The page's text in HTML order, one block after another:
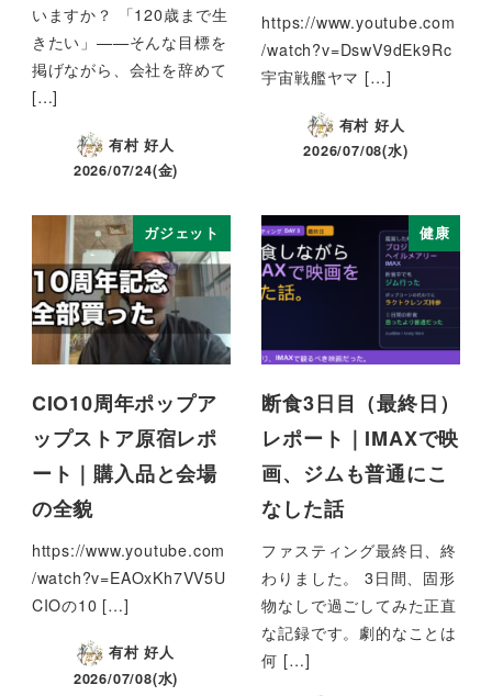
いますか？ 「120歳まで生
きたい」——そんな目標を
掲げながら、会社を辞めて
[…]
有村 好人
2026/07/24(金)
https://www.youtube.com
/watch?v=DswV9dEk9Rc
宇宙戦艦ヤマ […]
有村 好人
2026/07/08(水)
ガジェット
CIO10周年ポップア
ップストア原宿レポ
ート｜購入品と会場
の全貌
https://www.youtube.com
/watch?v=EAOxKh7VV5U
CIOの10 […]
有村 好人
2026/07/08(水)
健康
断食3日目（最終日）
レポート｜IMAXで映
画、ジムも普通にこ
なした話
ファスティング最終日、終
わりました。 3日間、固形
物なしで過ごしてみた正直
な記録です。劇的なことは
何 […]